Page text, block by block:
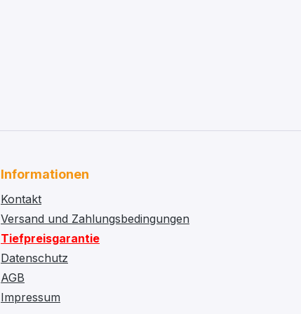
Informationen
Kontakt
Versand und Zahlungsbedingungen
Tiefpreisgarantie
Datenschutz
AGB
Impressum